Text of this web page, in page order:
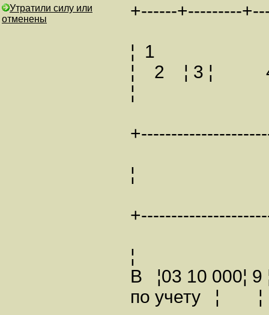
Утратили силу или
отменены
+------+---------
¦ 1
¦ 2 ¦ 3
¦
¦
¦
В ¦03 10 000¦ 9
по учету